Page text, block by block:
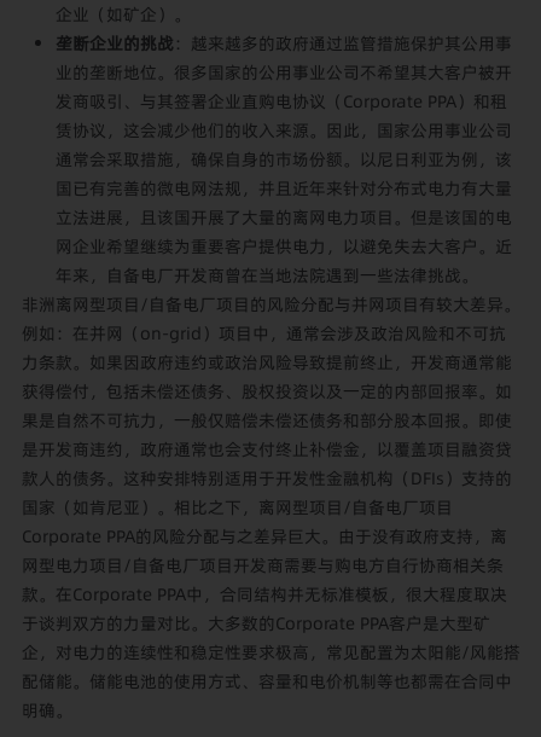
企业（如矿企）。
垄断企业的挑战 ：越来越多的政府通过监管措施保护其公用事
业的垄断地位。很多国家的公用事业公司不希望其大客户被开
发商吸引、与其签署企业直购电协议（Corporate PPA）和租
赁协议，这会减少他们的收入来源。因此，国家公用事业公司
通常会采取措施，确保自身的市场份额。以尼日利亚为例，该
国已有完善的微电网法规，并且近年来针对分布式电力有大量
立法进展，且该国开展了大量的离网电力项目。但是该国的电
网企业希望继续为重要客户提供电力，以避免失去大客户。近
年来，自备电厂开发商曾在当地法院遇到一些法律挑战。
非洲离网型项目/自备电厂项目的风险分配与并网项目有较大差异。
例如：在并网（on-grid）项目中，通常会涉及政治风险和不可抗
力条款。如果因政府违约或政治风险导致提前终止，开发商通常能
获得偿付，包括未偿还债务、股权投资以及一定的内部回报率。如
果是自然不可抗力，一般仅赔偿未偿还债务和部分股本回报。即使
是开发商违约，政府通常也会支付终止补偿金，以覆盖项目融资贷
款人的债务。这种安排特别适用于开发性金融机构（DFIs）支持的
国家（如肯尼亚）。相比之下，离网型项目/自备电厂项目
Corporate PPA的风险分配与之差异巨大。由于没有政府支持，离
网型电力项目/自备电厂项目开发商需要与购电方自行协商相关条
款。在Corporate PPA中，合同结构并无标准模板，很大程度取决
于谈判双方的力量对比。大多数的Corporate PPA客户是大型矿
企，对电力的连续性和稳定性要求极高，常见配置为太阳能/风能搭
配储能。储能电池的使用方式、容量和电价机制等也都需在合同中
明确。